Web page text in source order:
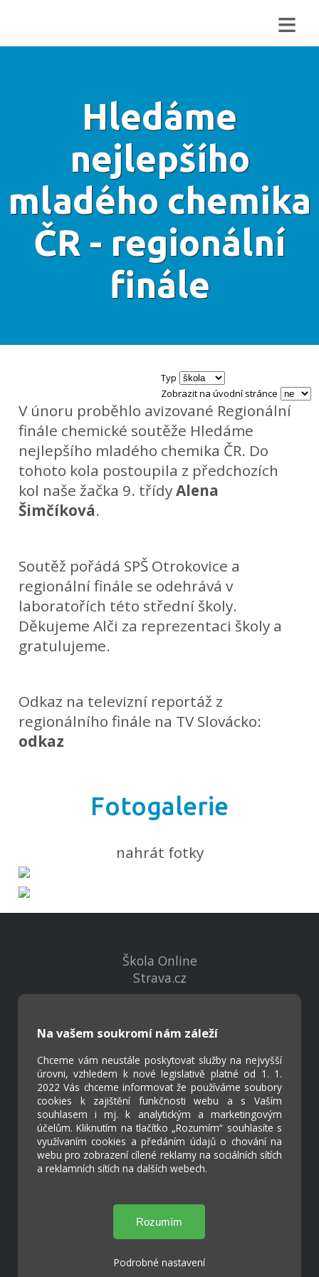
≡
Hledáme
nejlepšího
mladého chemika
ČR - regionální
finále
Typ
Zobrazit na úvodní stránce
V únoru proběhlo avizované Regionální
finále chemické soutěže Hledáme
nejlepšího mladého chemika ČR. Do
tohoto kola postoupila z předchozích
kol naše žačka 9. třídyAlena
Šimčíková.
Soutěž pořádá SPŠ Otrokovice a
regionální finále se odehrává v
laboratořích této střední školy.
Děkujeme Alči za reprezentaci školy a
gratulujeme.
Odkaz na televizní reportáž z
regionálního finále na TV Slovácko:
odkaz
Fotogalerie
nahrát fotky
Na vašem soukromí nám záleží
Chceme vám neustále poskytovat služby na nejvyšší
úrovni, vzhledem k nové legislativě platné od 1. 1.
2022 Vás chceme informovat že používáme soubory
cookies k zajištění funkčnosti webu a s Vaším
souhlasem i mj. k analytickým a marketingovým
účelům. Kliknutím na tlačítko „Rozumím“ souhlasíte s
využívaním cookies a předáním údajů o chování na
webu pro zobrazení cílené reklamy na sociálních sítích
a reklamních sítích na dalších webech.
Podrobné nastavení
Škola Online
Strava.cz
Projekty
Virtuální prohlídka
Cookies
Přístupnost
Přihlášení
Základní škola a Mateřská škola Ostrožská
Tvorba webových stránek weboa.cz